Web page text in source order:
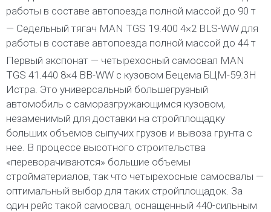
работы в составе автопоезда полной массой до 90 т
— Седельный тягач MAN TGS 19.400 4×2 BLS-WW для
работы в составе автопоезда полной массой до 44 т
Первый экспонат — четырехосный самосвал MAN
TGS 41.440 8×4 BB-WW с кузовом Бецема БЦМ-59.3Н
Истра. Это универсальный большегрузный
автомобиль с саморазгружающимся кузовом,
незаменимый для доставки на стройплощадку
больших объемов сыпучих грузов и вывоза грунта с
нее. В процессе высотного строительства
«переворачиваются» большие объемы
стройматериалов, так что четырехосные самосвалы —
оптимальный выбор для таких стройплощадок. За
один рейс такой самосвал, оснащенный 440-сильным